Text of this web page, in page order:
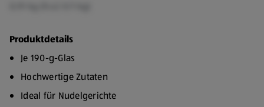
Produktdetails
Je 190-g-Glas
Hochwertige Zutaten
Ideal für Nudelgerichte